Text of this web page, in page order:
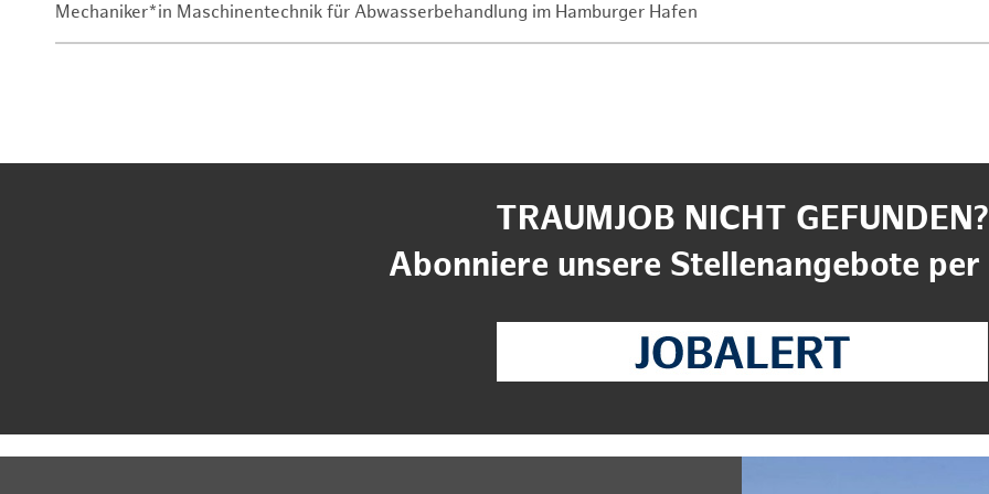
Mechaniker*in Maschinentechnik für Abwasserbehandlung im Hamburger Hafen
TRAUMJOB NICHT GEFUNDEN?
Abonniere unsere Stellenangebote per